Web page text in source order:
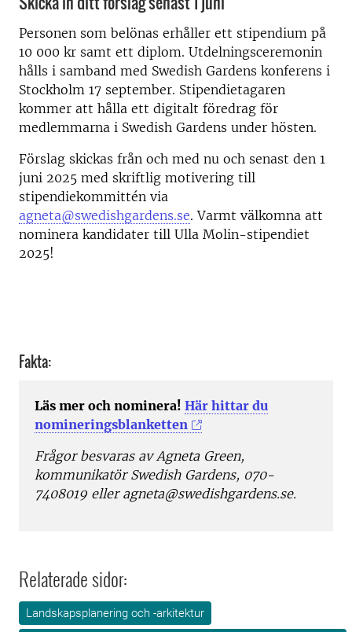
Personen som belönas erhåller ett stipendium på
10 000 kr samt ett diplom. Utdelningsceremonin
hålls i samband med Swedish Gardens konferens i
Stockholm 17 september. Stipendietagaren
kommer att hålla ett digitalt föredrag för
medlemmarna i Swedish Gardens under hösten.
Förslag skickas från och med nu och senast den 1
juni 2025 med skriftlig motivering till
stipendiekommittén via
agneta@swedishgardens.se. Varmt välkomna att
nominera kandidater till Ulla Molin-stipendiet
2025!
Fakta:
Läs mer och nominera! Här hittar du
nomineringsblanketten
Frågor besvaras av Agneta Green,
kommunikatör Swedish Gardens, 070-
7408019 eller agneta@swedishgardens.se.
Relaterade sidor:
Landskapsplanering och -arkitektur